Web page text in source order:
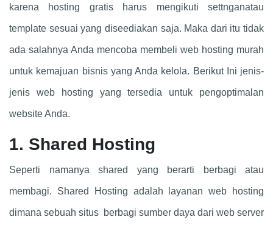
karena hosting gratis harus mengikuti settnganatau
template sesuai yang diseediakan saja. Maka dari itu tidak
ada salahnya Anda mencoba membeli web hosting murah
untuk kemajuan bisnis yang Anda kelola. Berikut Ini jenis-
jenis web hosting yang tersedia untuk pengoptimalan
website Anda.
1. Shared Hosting
Seperti namanya shared yang berarti berbagi atau
membagi. Shared Hosting adalah layanan web hosting
dimana sebuah situs berbagi sumber daya dari web server